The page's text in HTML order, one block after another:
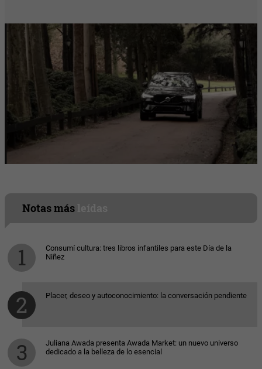
Notas más
Consumí cultura: tres libros infantiles para este Día de la
Niñez
Placer, deseo y autoconocimiento: la conversación pendiente
Juliana Awada presenta Awada Market: un nuevo universo
dedicado a la belleza de lo esencial